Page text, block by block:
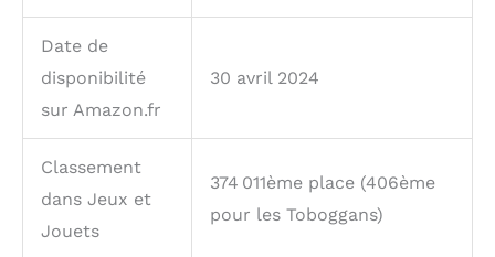
Date de
disponibilité
sur Amazon.fr
30 avril 2024
Classement
dans Jeux et
Jouets
374 011ème place (406ème
pour les Toboggans)